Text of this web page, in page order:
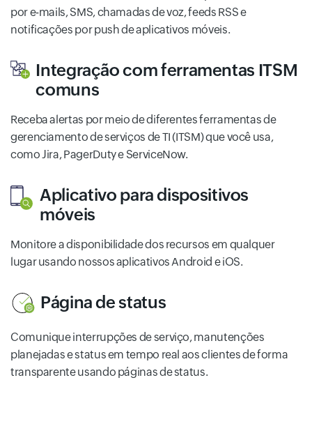
por e-mails, SMS, chamadas de voz, feeds RSS e
notificações por push de aplicativos móveis.
Integração com ferramentas ITSM
comuns
Receba alertas por meio de diferentes ferramentas de
gerenciamento de serviços de TI (ITSM) que você usa,
como Jira, PagerDuty e ServiceNow.
Aplicativo para dispositivos
móveis
Monitore a disponibilidade dos recursos em qualquer
lugar usando nossos aplicativos Android e iOS.
Página de status
Comunique interrupções de serviço, manutenções
planejadas e status em tempo real aos clientes de forma
transparente usando páginas de status.